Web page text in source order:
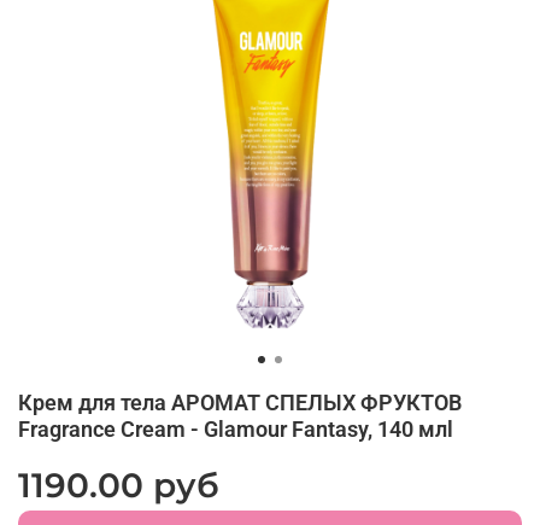
Крем для тела АРОМАТ СПЕЛЫХ ФРУКТОВ
Fragrance Cream - Glamour Fantasy, 140 млl
1190.00 руб